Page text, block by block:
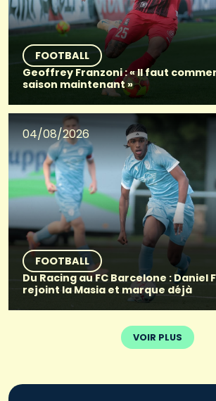
FOOTBALL
Geoffrey Franzoni : « Il faut
saison maintenant »
04/08/2026
FOOTBALL
Du Racing au FC Barcelone : Daniel
rejoint la Masia et marque déjà
VOIR PLUS